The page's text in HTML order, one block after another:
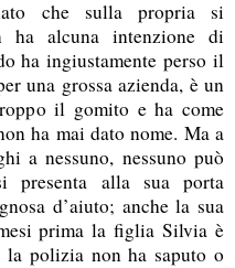
che sulla propria si
ha alcuna intenzione di
ha ingiustamente perso il
una grossa azienda, è un
il gomito e ha come
ha mai dato nome. Ma a
a nessuno, nessuno può
presenta alla sua porta
d’aiuto; anche la sua
prima la figlia Silvia è
la polizia non ha saputo o